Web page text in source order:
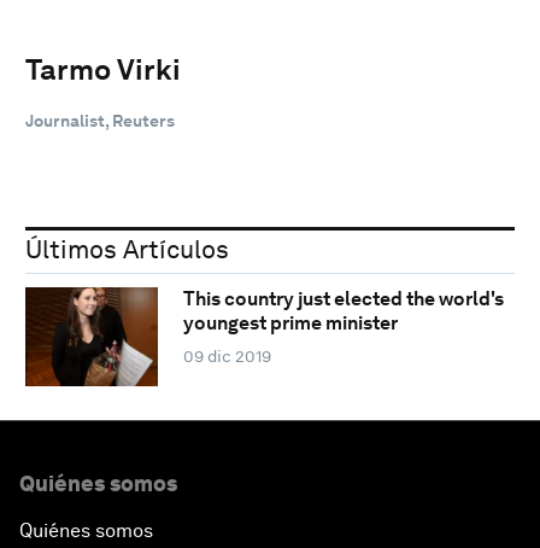
Tarmo Virki
Journalist, Reuters
Últimos Artículos
This country just elected the world's
youngest prime minister
09 dic 2019
Quiénes somos
Quiénes somos